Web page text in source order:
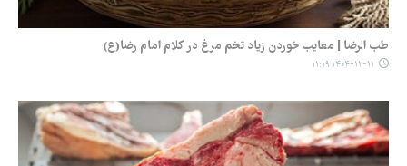
طب الرضا | معایب خوردن زیاد تخم مرغ در کلام امام رضا(ع)
۱۴۰۴-۱۲-۱۱ ۱۱:۱۹